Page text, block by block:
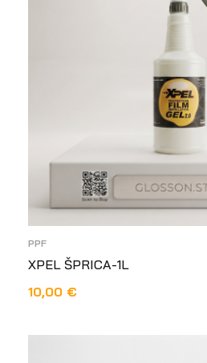
PPF
XPEL ŠPRICA-1L
10,00 €